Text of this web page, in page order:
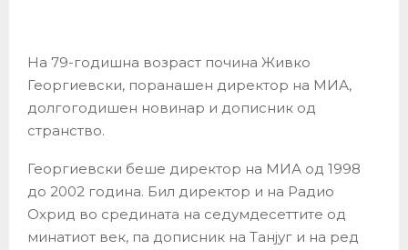
На 79-годишна возраст почина Живко
Георгиевски, поранашен директор на МИА,
долгогодишен новинар и дописник од
странство.
Георгиевски беше директор на МИА од 1998
до 2002 година. Бил директор и на Радио
Охрид во средината на седумдесеттите од
минатиот век, па дописник на Танјуг и на ред